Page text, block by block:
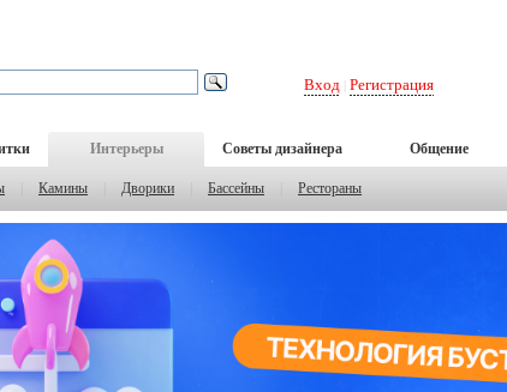
Вход Регистрация
Интерьеры Советы дизайнера Общение
Камины Дворики Бассейны Рестораны